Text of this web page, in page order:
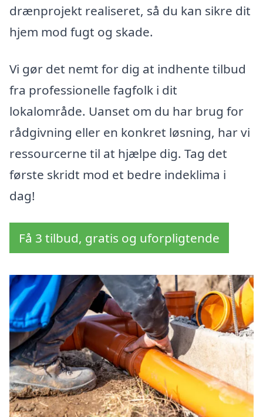
drænprojekt realiseret, så du kan sikre dit
hjem mod fugt og skade.
Vi gør det nemt for dig at indhente tilbud
fra professionelle fagfolk i dit
lokalområde. Uanset om du har brug for
rådgivning eller en konkret løsning, har vi
ressourcerne til at hjælpe dig. Tag det
første skridt mod et bedre indeklima i
dag!
Få 3 tilbud, gratis og uforpligtende